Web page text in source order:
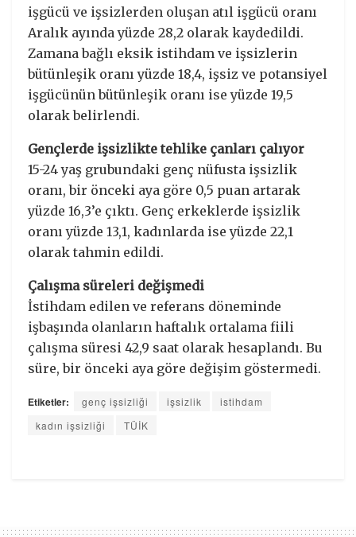
işgücü ve işsizlerden oluşan atıl işgücü oranı
Aralık ayında yüzde 28,2 olarak kaydedildi.
Zamana bağlı eksik istihdam ve işsizlerin
bütünleşik oranı yüzde 18,4, işsiz ve potansiyel
işgücünün bütünleşik oranı ise yüzde 19,5
olarak belirlendi.
Gençlerde işsizlikte tehlike çanları çalıyor
15-24 yaş grubundaki genç nüfusta işsizlik
oranı, bir önceki aya göre 0,5 puan artarak
yüzde 16,3’e çıktı. Genç erkeklerde işsizlik
oranı yüzde 13,1, kadınlarda ise yüzde 22,1
olarak tahmin edildi.
Çalışma süreleri değişmedi
İstihdam edilen ve referans döneminde
işbaşında olanların haftalık ortalama fiili
çalışma süresi 42,9 saat olarak hesaplandı. Bu
süre, bir önceki aya göre değişim göstermedi.
Etiketler: genç işsizliği işsizlik
istihdam
kadın işsizliği
TÜİK